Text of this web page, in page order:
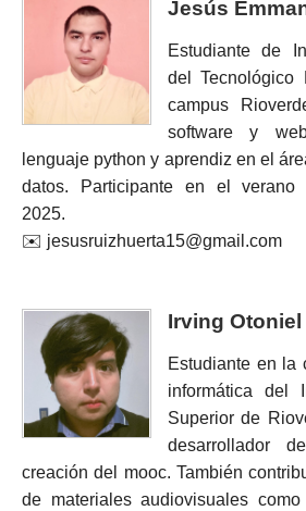
Jesús
Estudiante de
del Tecnológico
campus
software y
lenguaje python y aprendiz en el
datos. Participante en el verano
2025.
✉️ jesusruizhuerta15@gmail.com
Irving
Estudiante en la
informática del
Superior de
desarrollador
creación del mooc. También
de materiales audiovisuales